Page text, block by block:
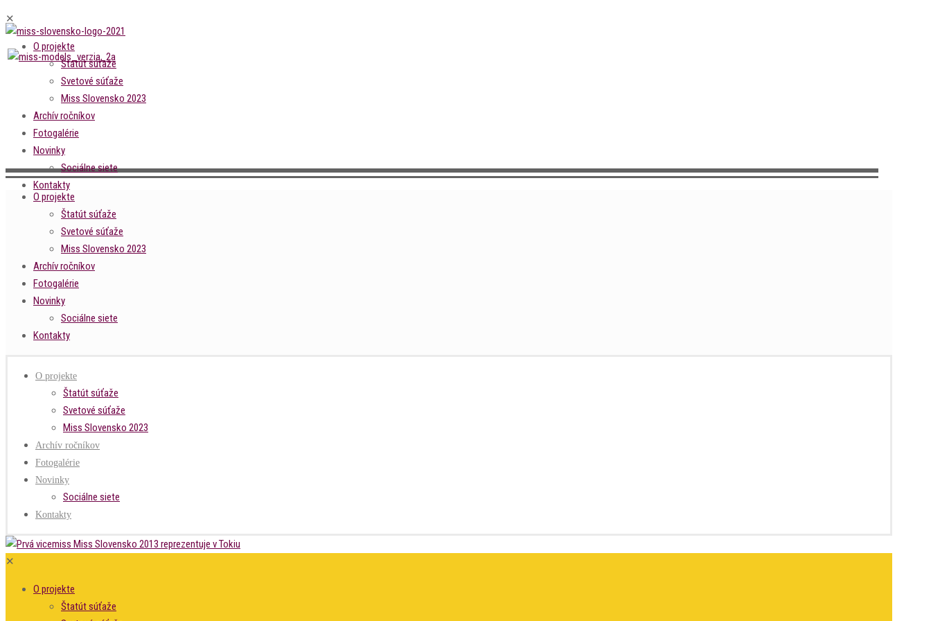
✕
O projekte
Štatút súťaže
Svetové súťaže
Miss Slovensko 2023
Archív ročníkov
Fotogalérie
Novinky
Sociálne siete
Kontakty
O projekte
Štatút súťaže
Svetové súťaže
Miss Slovensko 2023
Archív ročníkov
Fotogalérie
Novinky
Sociálne siete
Kontakty
O projekte
Štatút súťaže
Svetové súťaže
Miss Slovensko 2023
Archív ročníkov
Fotogalérie
Novinky
Sociálne siete
Kontakty
✕
O projekte
Štatút súťaže